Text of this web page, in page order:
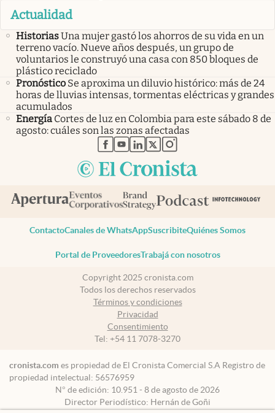
Actualidad
HistoriasUna mujer gastó los ahorros de su vida en un
terreno vacío. Nueve años después, un grupo de
voluntarios le construyó una casa con 850 bloques de
plástico reciclado
Pronóstico Se aproxima un diluvio histórico: más de 24
horas de lluvias intensas, tormentas eléctricas y grandes
acumulados
Energía Cortes de luz en Colombia para este sábado 8 de
agosto: cuáles son las zonas afectadas
abre en nueva pestaña
abre en nueva pestaña
abre en nueva pestaña
abre en nueva pestaña
abre en nueva pestaña
ContactoCanales de WhatsAppSuscribiteQuiénes Somos
Portal de ProveedoresTrabajá con nosotros
Copyright 2025 cronista.com
Todos los derechos reservados
Términos y condiciones
Privacidad
Consentimiento
Tel: +54 11 7078-3270
cronista.com es propiedad de El Cronista Comercial S.A Registro de
propiedad intelectual: 56576959
N° de edición: 10.951 - 8 de agosto de 2026
Director Periodístico: Hernán de Goñi